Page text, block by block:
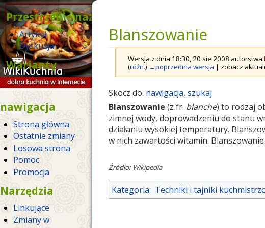
Blanszowanie
Wersja z dnia 18:30, 20 sie 2008 autorstwa
(różn.) ←poprzednia wersja | zobacz
Skocz do: nawigacja, szukaj
Blanszowanie (z fr. blanche) to rodzaj
zimnej wody, doprowadzeniu do stanu
działaniu wysokiej temperatury.
w nich zawartości witamin.
Źródło: Wikipedia
Kategoria: Techniki i tajniki
Przestrzenie nazw
Artykuł
Dyskusja
Warianty
nawigacja
Strona główna
Ostatnie zmiany
Losowa strona
Pomoc
Promocja
Narzędzia
Linkujące
Zmiany w